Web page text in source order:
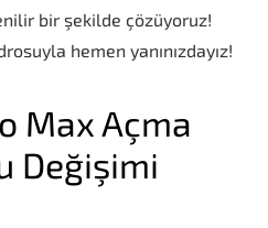
bir şekilde çözüyoruz!
hemen yanınızdayız!
Max Açma
Değişimi